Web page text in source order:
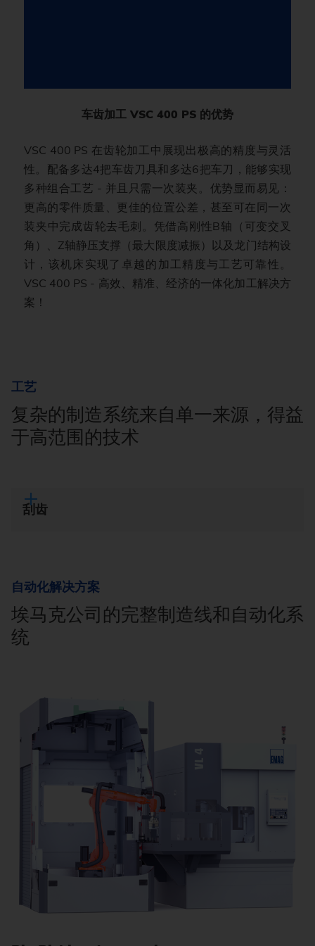
车齿加工 VSC 400 PS 的优势
VSC 400 PS 在齿轮加工中展现出极高的精度与灵活
性。配备多达4把车齿刀具和多达6把车刀，能够实现
多种组合工艺 - 并且只需一次装夹。优势显而易见：
更高的零件质量、更佳的位置公差，甚至可在同一次
装夹中完成齿轮去毛刺。凭借高刚性B轴（可变交叉
角）、Z轴静压支撑（最大限度减振）以及龙门结构设
计，该机床实现了卓越的加工精度与工艺可靠性。
VSC 400 PS - 高效、精准、经济的一体化加工解决方
案！
工艺
复杂的制造系统来自单一来源，得益
于高范围的技术
刮齿
自动化解决方案
埃马克公司的完整制造线和自动化系
统